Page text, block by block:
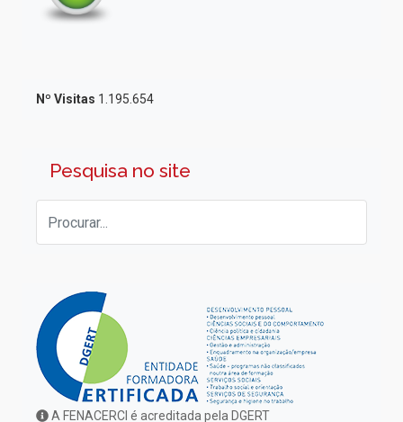
Nº Visitas 1.195.654
Pesquisa no site
A FENACERCI é acreditada pela DGERT